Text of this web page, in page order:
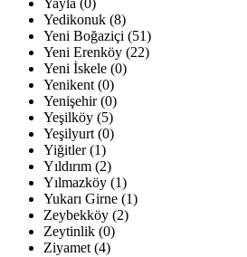
Yayla (0)
Yedikonuk (8)
Yeni Boğaziçi (51)
Yeni Erenköy (22)
Yeni İskele (0)
Yenikent (0)
Yenişehir (0)
Yeşilköy (5)
Yeşilyurt (0)
Yiğitler (1)
Yıldırım (2)
Yılmazköy (1)
Yukarı Girne (1)
Zeybekköy (2)
Zeytinlik (0)
Ziyamet (4)